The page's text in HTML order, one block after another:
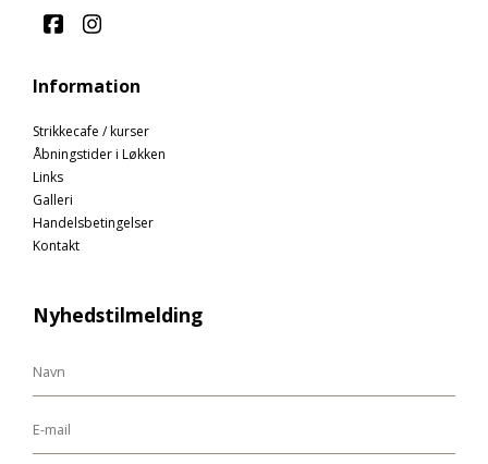
Information
Strikkecafe / kurser
Åbningstider i Løkken
Links
Galleri
Handelsbetingelser
Kontakt
Nyhedstilmelding